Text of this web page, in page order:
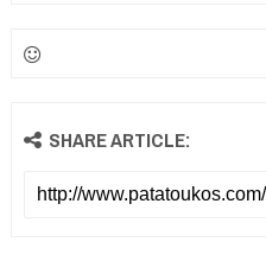
SHARE ARTICLE: